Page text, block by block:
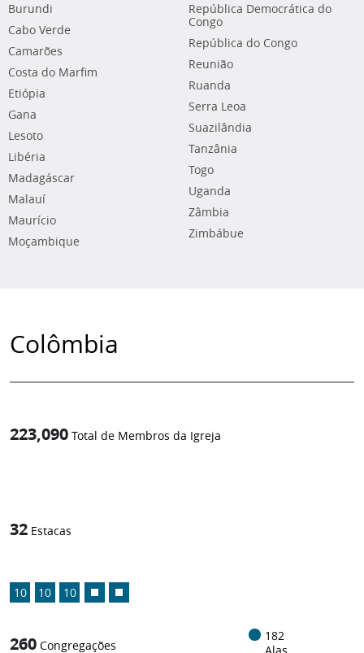
Burundi
Cabo Verde
Camarões
Costa do Marfim
Etiópia
Gana
Lesoto
Libéria
Madagáscar
Malauí
Maurício
Moçambique
República Democrática do
Congo
República do Congo
Reunião
Ruanda
Serra Leoa
Suazilândia
Tanzânia
Togo
Uganda
Zâmbia
Zimbábue
Colômbia
223,090 Total de Membros da Igreja
32 Estacas
10 10 10
260 Congregações
182